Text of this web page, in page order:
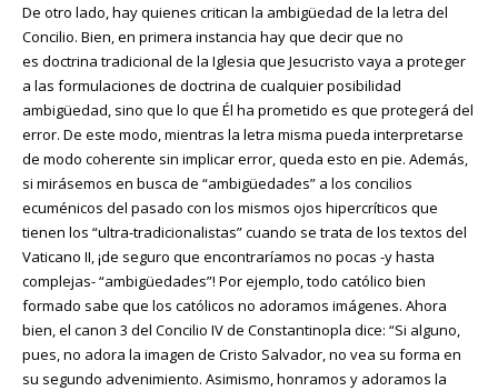
De otro lado, hay quienes critican la ambigüedad de la letra del
Concilio. Bien, en primera instancia hay que decir que no
es doctrina tradicional de la Iglesia que Jesucristo vaya a proteger
a las formulaciones de doctrina de cualquier posibilidad
ambigüedad, sino que lo que Él ha prometido es que protegerá del
error. De este modo, mientras la letra misma pueda interpretarse
de modo coherente sin implicar error, queda esto en pie. Además,
si mirásemos en busca de “ambigüedades” a los concilios
ecuménicos del pasado con los mismos ojos hipercríticos que
tienen los “ultra-tradicionalistas” cuando se trata de los textos del
Vaticano II, ¡de seguro que encontraríamos no pocas -y hasta
complejas- “ambigüedades”! Por ejemplo, todo católico bien
formado sabe que los católicos no adoramos imágenes. Ahora
bien, el canon 3 del Concilio IV de Constantinopla dice: “Si alguno,
pues, no adora la imagen de Cristo Salvador, no vea su forma en
su segundo advenimiento. Asimismo, honramos y adoramos la